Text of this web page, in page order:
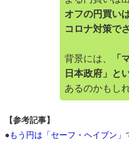
オフの円買い
コロナ対策で
背景には、
「
日本政府」と
あるのかもし
【参考記事】
●もう円は「セーフ・ヘイブン